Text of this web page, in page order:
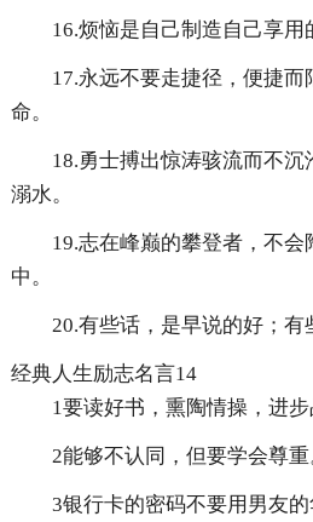
16.烦恼是自己制造自己享用
17.永远不要走捷径，便捷
命。
18.勇士搏出惊涛骇流而不
溺水。
19.志在峰巅的攀登者，不
中。
20.有些话，是早说的好；有
经典人生励志名言14
1要读好书，熏陶情操，进步
2能够不认同，但要学会尊重
3银行卡的密码不要用男友的